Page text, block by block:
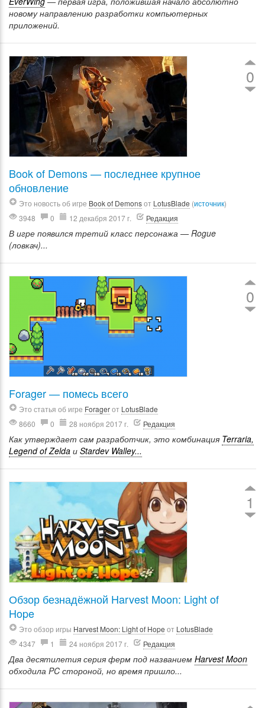
новому направлению разработки компьютерных
приложений.
0
Book of Demons — последнее крупное
обновление
Это новость об игре Book of Demonsот LotusBlade (источник)
3948
0 12 декабря 2017 г. Редакция
В игре появился третий класс персонажа — Rogue
(ловкач)...
0
Forager — помесь всего
Это статья об игре Foragerот LotusBlade
8660
0 28 ноября 2017 г. Редакция
Как утверждает сам разработчик, это комбинация Terraria,
Legend of Zelda и Stardev Walley...
1
Обзор безнадёжной Harvest Moon: Light of
Hope
Это обзор игры Harvest Moon: Light of Hope от LotusBlade
4347
1 24 ноября 2017 г. Редакция
Два десятилетия серия ферм под названием Harvest Moon
обходила PC стороной, но время пришло...